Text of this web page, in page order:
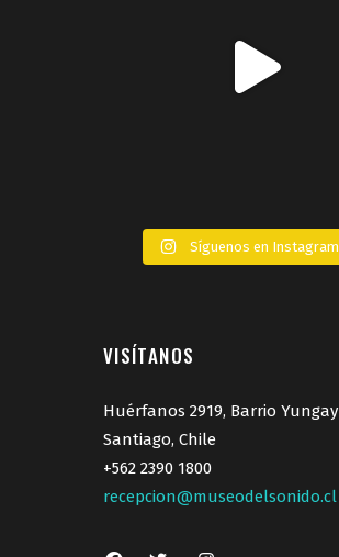
Síguenos en Instagram
VISÍTANOS
Huérfanos 2919, Barrio Yungay
Santiago, Chile
+562 2390 1800
recepcion@museodelsonido.cl